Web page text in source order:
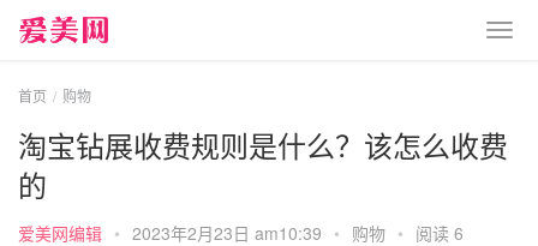
首页 购物
淘宝钻展收费规则是什么？该怎么收费
的
爱美网编辑 • 2023年2月23日 am10:39 • 购物 • 阅读 6